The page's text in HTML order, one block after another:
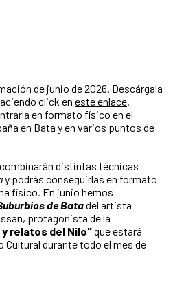
de junio de 2026. Descárgala
click en este enlace.
en formato físico en el
en Bata y en varios puntos de
distintas técnicas
y podrás conseguirlas en formato
físico. En junio hemos
de Batadel artista
protagonista de la
relatos del Nilo"que estará
Cultural durante todo el mes de